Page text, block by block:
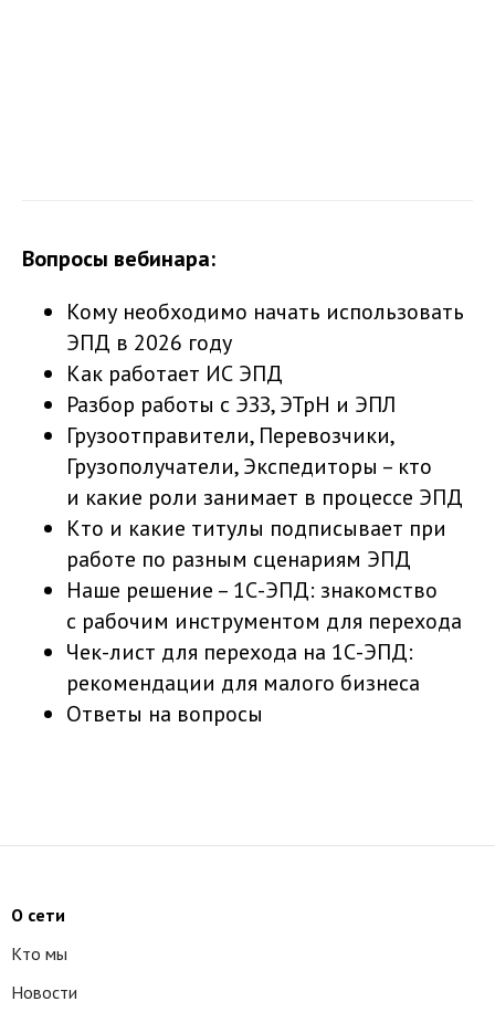
Вопросы вебинара:
Кому необходимо начать использовать
ЭПД в 2026 году
Как работает ИС ЭПД
Разбор работы с ЭЗЗ, ЭТрН и ЭПЛ
Грузоотправители, Перевозчики,
Грузополучатели, Экспедиторы – кто
и какие роли занимает в процессе ЭПД
Кто и какие титулы подписывает при
работе по разным сценариям ЭПД
Наше решение – 1С-ЭПД: знакомство
с рабочим инструментом для перехода
Чек-лист для перехода на 1С-ЭПД:
рекомендации для малого бизнеса
Ответы на вопросы
О сети
Кто мы
Новости